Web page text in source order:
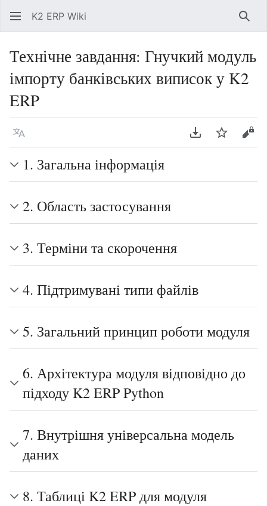
K2 ERP Wiki
Технічне завдання: Гнучкий модуль
імпорту банківських виписок у K2
ERP
Мова Завантажити
1. Загальна інформація
2. Область застосування
3. Терміни та скорочення
4. Підтримувані типи файлів
5. Загальний принцип роботи модуля
6. Архітектура модуля відповідно до
підходу K2 ERP Python
7. Внутрішня універсальна модель
даних
8. Таблиці K2 ERP для модуля